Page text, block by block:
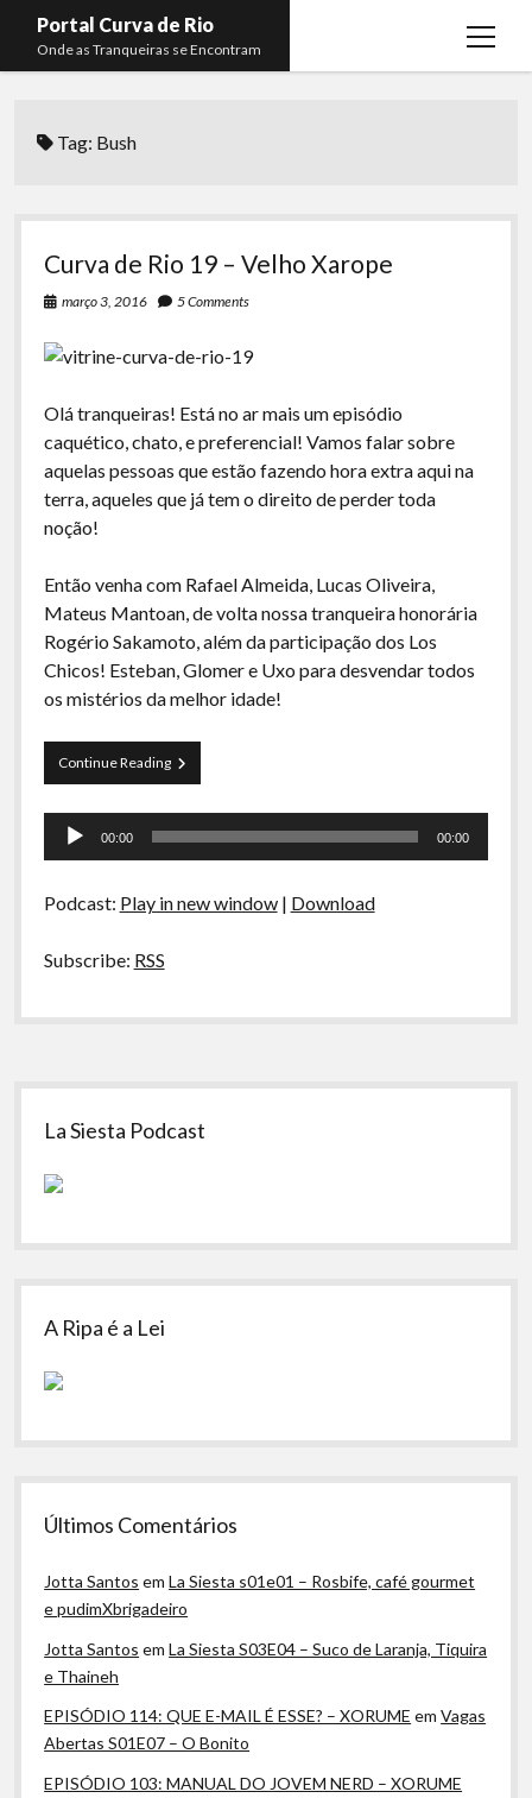
Portal Curva de Rio
Onde as Tranqueiras se Encontram
open
menu
Curva de Rio
Boca do Lixo
Rachão na Beira do RIo
Arquivo CDR
Papo Tranqueira
A Ripa É a Lei
Especiais
Preliminares
Membros
Rafael Almeida
Tag: Bush
Curva de Rio 19 – Velho Xarope
março 3, 2016 5 Comments
Olá tranqueiras! Está no ar mais um episódio
caquético, chato, e preferencial! Vamos falar sobre
aquelas pessoas que estão fazendo hora extra aqui na
terra, aqueles que já tem o direito de perder toda
noção!
Então venha com Rafael Almeida, Lucas Oliveira,
Mateus Mantoan, de volta nossa tranqueira honorária
Rogério Sakamoto, além da participação dos Los
Chicos! Esteban, Glomer e Uxo para desvendar todos
os mistérios da melhor idade!
Continue ReadingCurva
de
–
Tocador
00:00 00:00
Podcast: Play in new window| Download
Subscribe: RSS
Sidebar
La Siesta Podcast
A Ripa é a Lei
Últimos Comentários
Jotta Santos emLa Siesta s01e01 – Rosbife, café gourmet
e pudimXbrigadeiro
Jotta Santos emLa Siesta S03E04 – Suco de Laranja, Tiquira
e Thaineh
EPISÓDIO 114: QUE E-MAIL É ESSE? – XORUME emVagas
Abertas S01E07 – O Bonito
EPISÓDIO 103: MANUAL DO JOVEM NERD – XORUME